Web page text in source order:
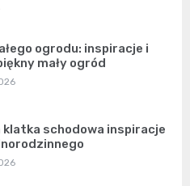
ogrodu: inspiracje i
mały ogród
klatka schodowa inspiracje